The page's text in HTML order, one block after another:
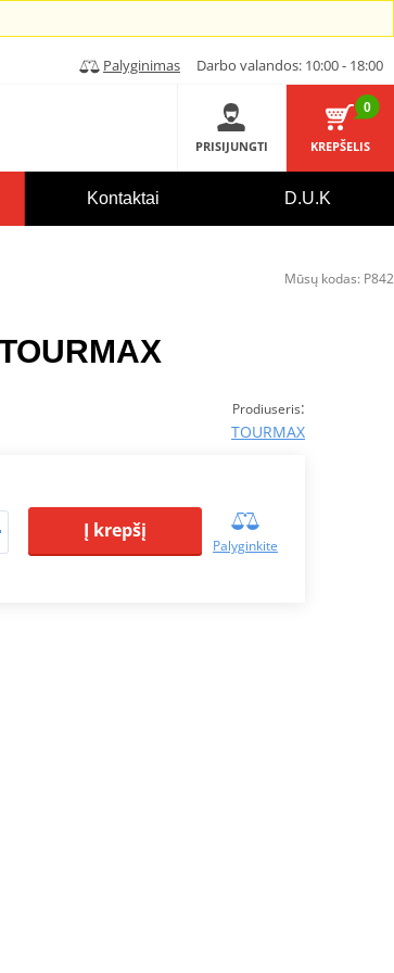
Palyginimas Darbo valandos: 10:00 - 18:00
PRISIJUNGTI
0
KREPŠELIS
Kontaktai D.U.K
Prodiuseris:
TOURMAX
Į krepšį
Palyginkite
Mūsų kodas: P842